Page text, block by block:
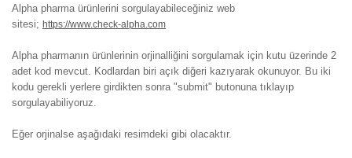
Alpha pharma ürünlerini sorgulayabileceğiniz web
sitesi; https://www.check-alpha.com
Alpha pharmanın ürünlerinin orjinalliğini sorgulamak için kutu üzerinde 2
adet kod mevcut. Kodlardan biri açık diğeri kazıyarak okunuyor. Bu iki
kodu gerekli yerlere girdikten sonra "submit" butonuna tıklayıp
sorgulayabiliyoruz.
Eğer orjinalse aşağıdaki resimdeki gibi olacaktır.